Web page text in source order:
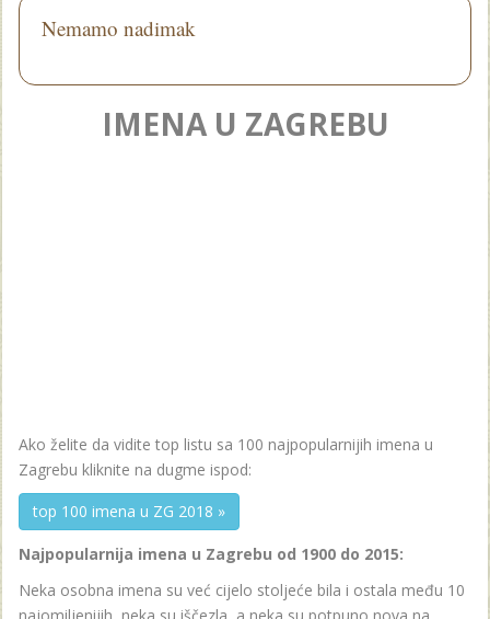
Nemamo nadimak
IMENA U ZAGREBU
Ako želite da vidite top listu sa 100 najpopularnijih imena u
Zagrebu kliknite na dugme ispod:
top 100 imena u ZG 2018 »
Najpopularnija imena u Zagrebu od 1900 do 2015:
Neka osobna imena su već cijelo stoljeće bila i ostala među 10
najomiljenijih, neka su iščezla, a neka su potpuno nova na